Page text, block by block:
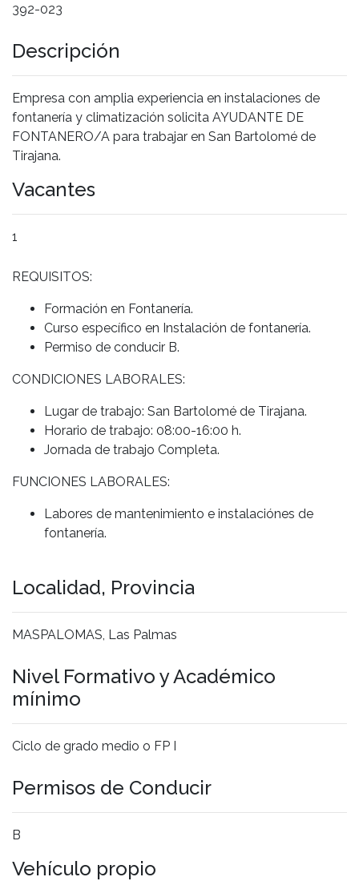
392-023
Descripción
Empresa con amplia experiencia en instalaciones de
fontanería y climatización solicita AYUDANTE DE
FONTANERO/A para trabajar en San Bartolomé de
Tirajana.
Vacantes
1
REQUISITOS:
Formación en Fontanería.
Curso específico en Instalación de fontanería.
Permiso de conducir B.
CONDICIONES LABORALES:
Lugar de trabajo: San Bartolomé de Tirajana.
Horario de trabajo: 08:00-16:00 h.
Jornada de trabajo Completa.
FUNCIONES LABORALES:
Labores de mantenimiento e instalaciónes de
fontanería.
Localidad, Provincia
MASPALOMAS, Las Palmas
Nivel Formativo y Académico
mínimo
Ciclo de grado medio o FP I
Permisos de Conducir
B
Vehículo propio